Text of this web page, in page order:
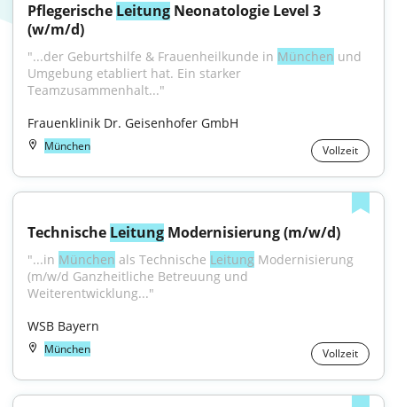
Pflegerische Leitung Neonatologie Level 3
(w/m/d)
"...der Geburtshilfe & Frauenheilkunde in München und
Umgebung etabliert hat. Ein starker
Teamzusammenhalt..."
Frauenklinik Dr. Geisenhofer GmbH
München Vollzeit
Technische Leitung Modernisierung (m/w/d)
"...in München als Technische Leitung Modernisierung
(m/w/d Ganzheitliche Betreuung und
Weiterentwicklung..."
WSB Bayern
München Vollzeit